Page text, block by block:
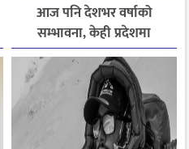
आज पनि देशभर वर्षाको
सम्भावना, केही प्रदेशमा
भारीदेखि धेरै भारी वर्षा हुने
चेतावनी